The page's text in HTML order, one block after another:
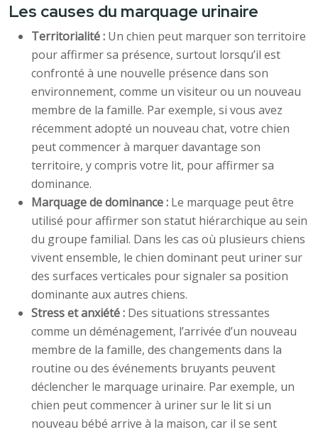
Les causes du marquage urinaire
Territorialité : Un chien peut marquer son territoire
pour affirmer sa présence, surtout lorsqu’il est
confronté à une nouvelle présence dans son
environnement, comme un visiteur ou un nouveau
membre de la famille. Par exemple, si vous avez
récemment adopté un nouveau chat, votre chien
peut commencer à marquer davantage son
territoire, y compris votre lit, pour affirmer sa
dominance.
Marquage de dominance : Le marquage peut être
utilisé pour affirmer son statut hiérarchique au sein
du groupe familial. Dans les cas où plusieurs chiens
vivent ensemble, le chien dominant peut uriner sur
des surfaces verticales pour signaler sa position
dominante aux autres chiens.
Stress et anxiété : Des situations stressantes
comme un déménagement, l’arrivée d’un nouveau
membre de la famille, des changements dans la
routine ou des événements bruyants peuvent
déclencher le marquage urinaire. Par exemple, un
chien peut commencer à uriner sur le lit si un
nouveau bébé arrive à la maison, car il se sent